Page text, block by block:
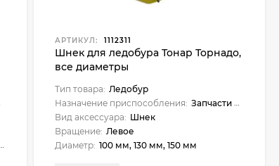
АРТИКУЛ: 1112311
Шнек для ледобура Тонар Торнадо,
все диаметры
Тип товара: Ледобур
Назначение приспособления: Запчасти и аксессуары
Вид аксессуара: Шнек
Вращение: Левое
Диаметр: 100 мм, 130 мм, 150 мм